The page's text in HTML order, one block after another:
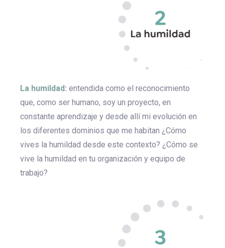
La humildad: entendida como el reconocimiento
que, como ser humano, soy un proyecto, en
constante aprendizaje y desde allí mi evolución en
los diferentes dominios que me habitan ¿Cómo
vives la humildad desde este contexto? ¿Cómo se
vive la humildad en tu organización y equipo de
trabajo?